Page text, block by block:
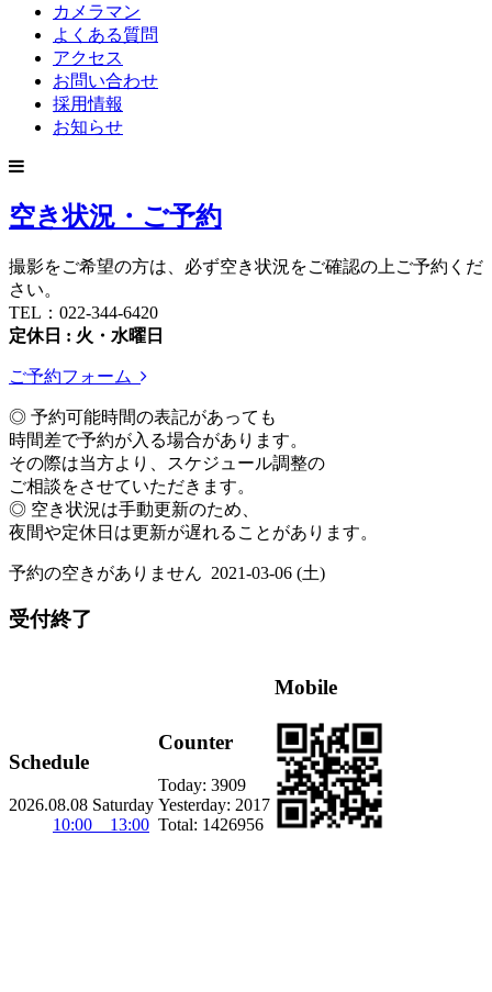
カメラマン
よくある質問
アクセス
お問い合わせ
採用情報
お知らせ
空き状況・ご予約
撮影をご希望の方は、必ず空き状況をご確認の上ご予約くだ
さい。
TEL：022-344-6420
定休日 : 火・水曜日
ご予約フォーム
◎ 予約可能時間の表記があっても
時間差で予約が入る場合があります。
その際は当方より、スケジュール調整の
ご相談をさせていただきます。
◎ 空き状況は手動更新のため、
夜間や定休日は更新が遅れることがあります。
予約の空きがありません 2021-03-06 (土)
受付終了
Schedule
2026.08.08 Saturday
10:00 13:00
Counter
Today: 3909
Yesterday: 2017
Total: 1426956
Mobile